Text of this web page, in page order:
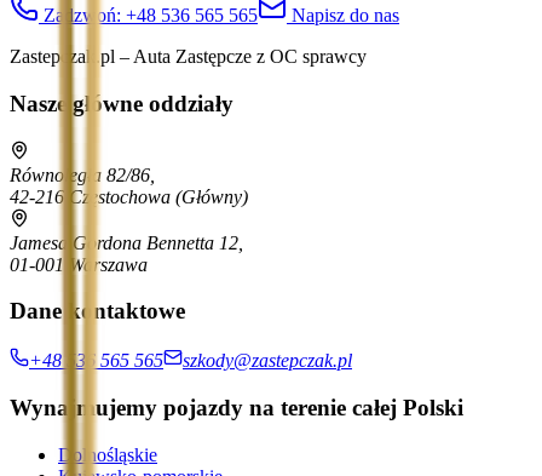
Zadzwoń: +48 536 565 565
Napisz do nas
Zastepczak.pl – Auta Zastępcze z OC sprawcy
Nasze główne oddziały
Równoległa 82/86,
42-216 Częstochowa (Główny)
Jamesa Gordona Bennetta 12,
01-001 Warszawa
Dane kontaktowe
+48 536 565 565 szkody@zastepczak.pl
Wynajmujemy pojazdy na terenie całej Polski
Dolnośląskie